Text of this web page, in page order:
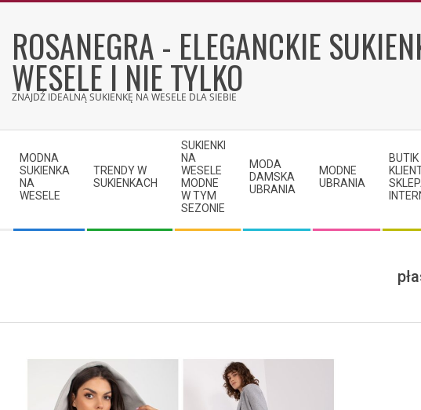
contentROSANEGRA - ELEGANCKIE
WESELE I NIE TYLKO
ZNAJDŹ IDEALNĄ SUKIENKĘ NA WESELE DLA SIEBIE
Navigation
Menu
MODNA
SUKIENKA
NA
WESELE
TRENDY W
SUKIENKACH
SUKIENKI
NA
WESELE
MODNE
W TYM
SEZONIE
MODA
DAMSKA
UBRANIA
MODNE
UBRANIA
BUTIK